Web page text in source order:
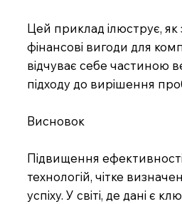
Цей приклад ілюструє, як
фінансові вигоди для
відчуває себе частиною
підходу до вирішення
Висновок
Підвищення
технологій, чітке
успіху. У світі, де дані є